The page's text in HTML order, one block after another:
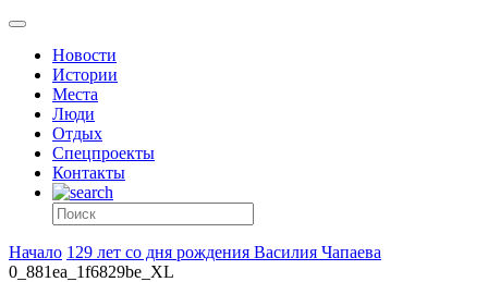
Новости
Истории
Места
Люди
Отдых
Спецпроекты
Контакты
Начало 129 лет со дня рождения Василия Чапаева
0_881ea_1f6829be_XL